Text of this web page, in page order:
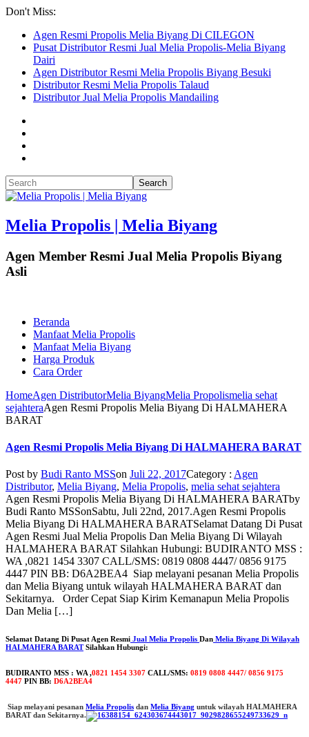
Don't Miss:
Agen Resmi Propolis Melia Biyang Di CILEGON
Pusat Distributor Resmi Jual Melia Propolis-Melia Biyang
Dairi
Agen Distributor Resmi Melia Propolis Biyang Besuki
Distributor Resmi Melia Propolis Talaud
Distributor Jual Melia Propolis Mandailing
Melia Propolis | Melia Biyang
Agen Member Resmi Jual Melia Propolis Biyang
Asli
Beranda
Manfaat Melia Propolis
Manfaat Melia Biyang
Harga Produk
Cara Order
HomeAgen DistributorMelia BiyangMelia Propolismelia sehat
sejahteraAgen Resmi Propolis Melia Biyang Di HALMAHERA
BARAT
Agen Resmi Propolis Melia Biyang Di HALMAHERA BARAT
Post by Budi Ranto MSSon Juli 22, 2017Category : Agen
Distributor, Melia Biyang, Melia Propolis, melia sehat sejahtera
Agen Resmi Propolis Melia Biyang Di HALMAHERA BARATby
Budi Ranto MSSonSabtu, Juli 22nd, 2017.Agen Resmi Propolis
Melia Biyang Di HALMAHERA BARATSelamat Datang Di Pusat
Agen Resmi Jual Melia Propolis Dan Melia Biyang Di Wilayah
HALMAHERA BARAT Silahkan Hubungi: BUDIRANTO MSS :
WA ,0821 1454 3307 CALL/SMS: 0819 0808 4447/ 0856 9175
4447 PIN BB: D6A2BEA4 Siap melayani pesanan Melia Propolis
dan Melia Biyang untuk wilayah HALMAHERA BARAT dan
Sekitarnya. Order Cepat Siap Kirim Kemanapun Melia Propolis
Dan Melia […]
Selamat Datang Di Pusat Agen Resmi Jual Melia Propolis Dan Melia Biyang Di Wilayah
HALMAHERA BARATSilahkan Hubungi:
BUDIRANTO MSS : WA ,0821 1454 3307 CALL/SMS: 0819 0808 4447/ 0856 9175
4447 PIN BB: D6A2BEA4
Siap melayani pesanan Melia Propolis dan Melia Biyang untuk wilayah HALMAHERA
BARAT dan Sekitarnya.